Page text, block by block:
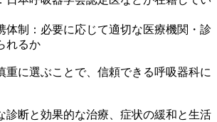
体制：必要に応じて適切な医療機関・診
れるか
重に選ぶことで、信頼できる呼吸器科に
診断と効果的な治療、症状の緩和と生活